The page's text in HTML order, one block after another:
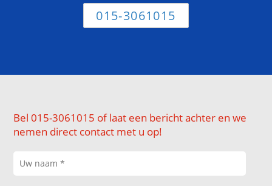
015-3061015
Bel 015-3061015 of laat een bericht achter en we
nemen direct contact met u op!